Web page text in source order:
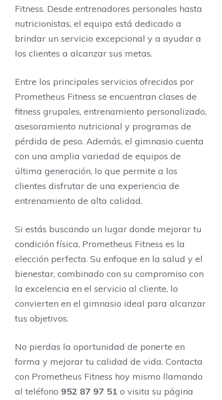
Fitness. Desde entrenadores personales hasta
nutricionistas, el equipo está dedicado a
brindar un servicio excepcional y a ayudar a
los clientes a alcanzar sus metas.
Entre los principales servicios ofrecidos por
Prometheus Fitness se encuentran clases de
fitness grupales, entrenamiento personalizado,
asesoramiento nutricional y programas de
pérdida de peso. Además, el gimnasio cuenta
con una amplia variedad de equipos de
última generación, lo que permite a los
clientes disfrutar de una experiencia de
entrenamiento de alta calidad.
Si estás buscando un lugar donde mejorar tu
condición física, Prometheus Fitness es la
elección perfecta. Su enfoque en la salud y el
bienestar, combinado con su compromiso con
la excelencia en el servicio al cliente, lo
convierten en el gimnasio ideal para alcanzar
tus objetivos.
No pierdas la oportunidad de ponerte en
forma y mejorar tu calidad de vida. Contacta
con Prometheus Fitness hoy mismo llamando
al teléfono 952 87 97 51 o visita su página